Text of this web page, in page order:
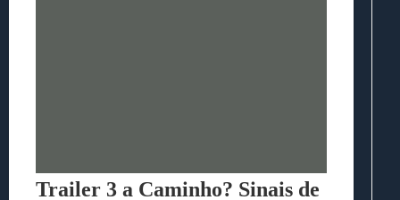
Trailer 3 a Caminho? Sinais de